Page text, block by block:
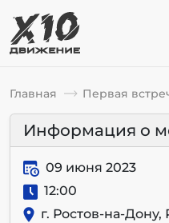
Главная Первая
Информация о
09 июня 2023
12:00
г. Ростов-на-